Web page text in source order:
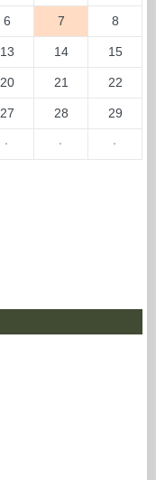
6 7 8
13 14 15
20 21 22
27 28 29
· · ·